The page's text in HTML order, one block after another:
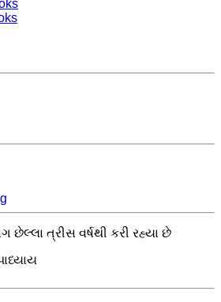
ત્રીસ વર્ષથી કરી રહ્યા છે